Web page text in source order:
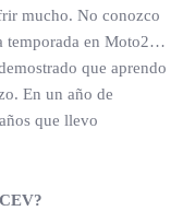
mucho. No conozco
temporada en Moto2…
que aprendo
En un año de
que llevo